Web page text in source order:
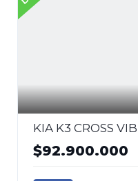
KIA K3 CROSS
$92.900.000